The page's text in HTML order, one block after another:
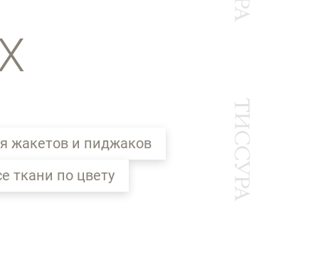
жакетов и пиджаков
ткани по цвету